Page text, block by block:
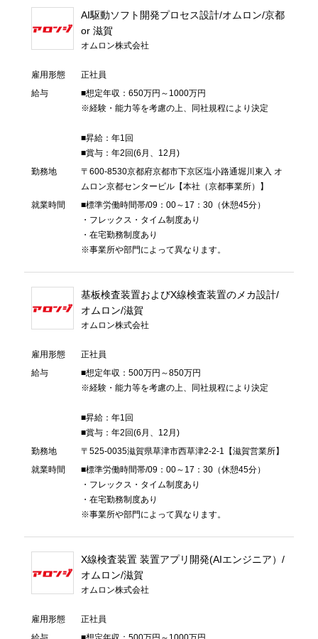
AI駆動ソフト開発プロセス設計/オムロン/京都
or 滋賀
オムロン株式会社
雇用形態
正社員
給与
■想定年収：650万円～1000万円
※経験・能力等を考慮の上、同社規程により決定
■昇給：年1回
■賞与：年2回(6月、12月)
勤務地
〒600-8530京都府京都市下京区塩小路通堀川東入 オ
ムロン京都センタービル【本社（京都事業所）】
就業時間
■標準労働時間帯/09：00～17：30（休憩45分）
・フレックス・タイム制度あり
・在宅勤務制度あり
※事業所や部門によって異なります。
基板検査装置およびX線検査装置のメカ設計/
オムロン/滋賀
オムロン株式会社
雇用形態
正社員
給与
■想定年収：500万円～850万円
※経験・能力等を考慮の上、同社規程により決定
■昇給：年1回
■賞与：年2回(6月、12月)
勤務地
〒525-0035滋賀県草津市西草津2-2-1【滋賀営業所】
就業時間
■標準労働時間帯/09：00～17：30（休憩45分）
・フレックス・タイム制度あり
・在宅勤務制度あり
※事業所や部門によって異なります。
X線検査装置 装置アプリ開発(AIエンジニア）/
オムロン/滋賀
オムロン株式会社
雇用形態
正社員